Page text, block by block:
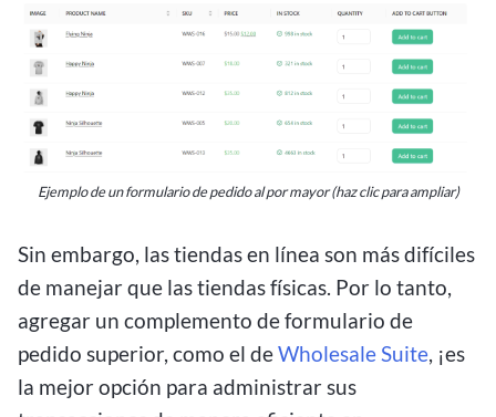
Ejemplo de un formulario de pedido al por mayor (haz clic para ampliar)
Sin embargo, las tiendas en línea son más difíciles
de manejar que las tiendas físicas. Por lo tanto,
agregar un complemento de formulario de
pedido superior, como el deWholesale Suite , ¡es
la mejor opción para administrar sus